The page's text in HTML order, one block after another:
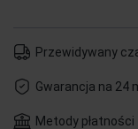
Przewidywany
Gwarancja na 24
Metody płatności